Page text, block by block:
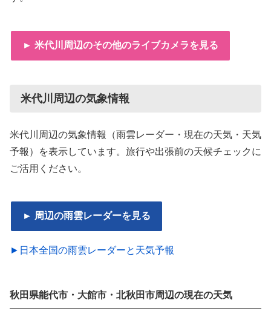
► 米代川周辺のその他のライブカメラを見る
米代川周辺の気象情報
米代川周辺の気象情報（雨雲レーダー・現在の天気・天気
予報）を表示しています。旅行や出張前の天候チェックに
ご活用ください。
► 周辺の雨雲レーダーを見る
►日本全国の雨雲レーダーと天気予報
秋田県能代市・大館市・北秋田市周辺の現在の天気